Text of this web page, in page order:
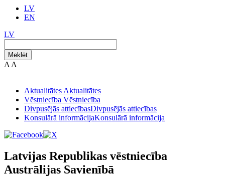
LV
EN
LV
Meklēt
A A
Aktualitātes Aktualitātes
Vēstniecība Vēstniecība
Divpusējās attiecībasDivpusējās attiecības
Konsulārā informācijaKonsulārā informācija
Latvijas Republikas vēstniecība
Austrālijas Savienībā